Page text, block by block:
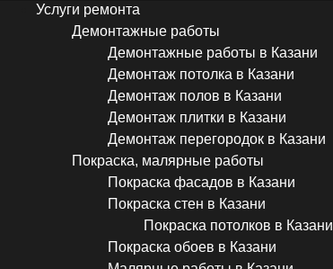
Услуги ремонта
Демонтажные работы
Демонтажные работы в Казани
Демонтаж потолка в Казани
Демонтаж полов в Казани
Демонтаж плитки в Казани
Демонтаж перегородок в Казани
Покраска, малярные работы
Покраска фасадов в Казани
Покраска стен в Казани
Покраска потолков в Казани
Покраска обоев в Казани